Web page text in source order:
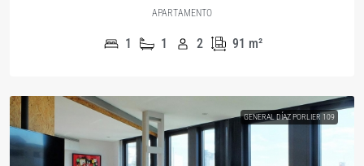
APARTAMENTO
1 1 2 91 m²
GENERAL DÍAZ PORLIER 109